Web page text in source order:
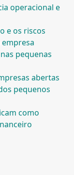
operacional e
e os riscos
pequenas
abertas
pequenos
como